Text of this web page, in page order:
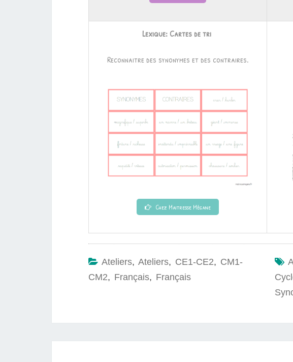
Lexique: Cartes de tri
Reconnaitre des synonymes et des contraires.
Chez Maitresse Mégane
Ateliers, Ateliers, CE1-CE2, CM1-
CM2, Français, Français